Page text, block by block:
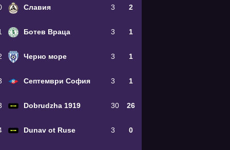
Славия 3 2
Ботев Враца 3 1
Черно море 3 1
Септември София 3 1
Dobrudzha 1919 30 26
Dunav ot Ruse 3 0